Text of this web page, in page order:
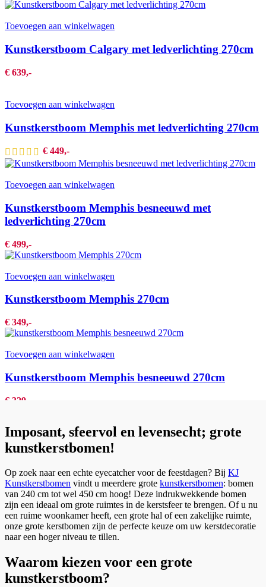
Toevoegen aan winkelwagen
Kunstkerstboom Calgary met ledverlichting 270cm
€ 639,-
Toevoegen aan winkelwagen
Kunstkerstboom Memphis met ledverlichting 270cm
€ 449,-
Toevoegen aan winkelwagen
Kunstkerstboom Memphis besneeuwd met
ledverlichting 270cm
€ 499,-
Toevoegen aan winkelwagen
Kunstkerstboom Memphis 270cm
€ 349,-
Toevoegen aan winkelwagen
Kunstkerstboom Memphis besneeuwd 270cm
€ 329,-
Imposant, sfeervol en levensecht; grote
kunstkerstbomen!
Op zoek naar een echte eyecatcher voor de feestdagen? Bij KJ
Kunstkerstbomen vindt u meerdere grote kunstkerstbomen: bomen
van 240 cm tot wel 450 cm hoog! Deze indrukwekkende bomen
zijn een ideaal om grote ruimtes in de kerstsfeer te brengen. Of u nu
een ruime woonkamer heeft, een grote hal of een zakelijke ruimte,
onze grote kerstbomen zijn de perfecte keuze om uw kerstdecoratie
naar een hoger niveau te tillen.
Waarom kiezen voor een grote
kunstkerstboom?